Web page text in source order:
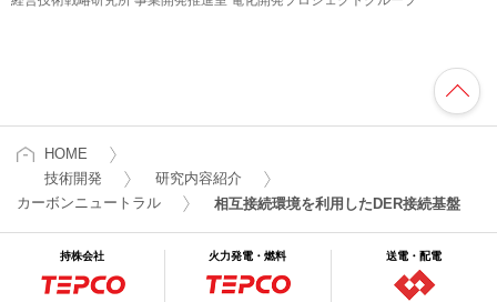
HOME
技術開発
研究内容紹介
カーボンニュートラル
相互接続環境を利用したDER接続基盤
持株会社 火力発電・燃料 送電・配電